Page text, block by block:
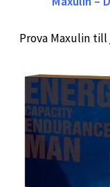
Prova Maxulin till